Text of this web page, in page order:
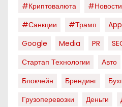
#криптовалюта
#санкции
#трамп
Google
Media PR
Стартап Технологии
Авто
Блокчейн
Брендинг
Грузоперевозки
Деньги